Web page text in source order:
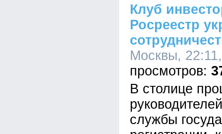
Клуб
Росреестр
Москвы,
В столице
службы